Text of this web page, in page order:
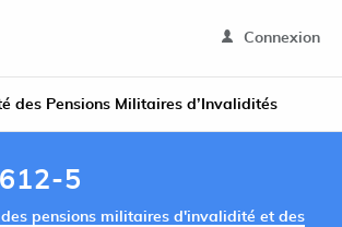
Connexion
des Pensions Militaires d’Invalidités
5
pensions militaires d'invalidité et des